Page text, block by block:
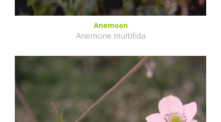
Anemoon
Anemone multifida